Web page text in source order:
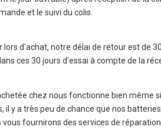
et le suivi du colis.
d'achat, notre délai de retour est de
ces 30 jours d'essai à compte de la
chez nous fonctionne bien même
y a très peu de chance que nos
fournirons des services de